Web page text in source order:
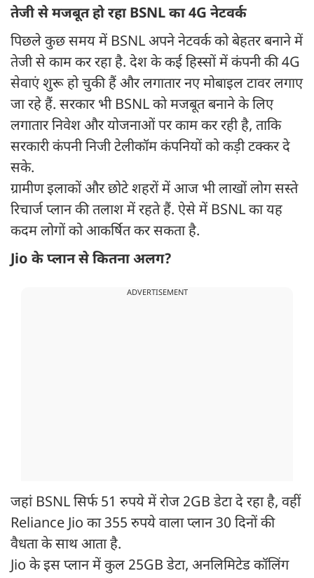
तेजी से मजबूत हो रहा BSNL का 4G नेटवर्क
पिछले कुछ समय में BSNL अपने नेटवर्क को बेहतर बनाने में
तेजी से काम कर रहा है. देश के कई हिस्सों में कंपनी की 4G
सेवाएं शुरू हो चुकी हैं और लगातार नए मोबाइल टावर लगाए
जा रहे हैं. सरकार भी BSNL को मजबूत बनाने के लिए
लगातार निवेश और योजनाओं पर काम कर रही है, ताकि
सरकारी कंपनी निजी टेलीकॉम कंपनियों को कड़ी टक्कर दे
सके.
ग्रामीण इलाकों और छोटे शहरों में आज भी लाखों लोग सस्ते
रिचार्ज प्लान की तलाश में रहते हैं. ऐसे में BSNL का यह
कदम लोगों को आकर्षित कर सकता है.
Jio के प्लान से कितना अलग?
ADVERTISEMENT
जहां BSNL सिर्फ 51 रुपये में रोज 2GB डेटा दे रहा है, वहीं
Reliance Jio का 355 रुपये वाला प्लान 30 दिनों की
वैधता के साथ आता है.
Jio के इस प्लान में कुल 25GB डेटा, अनलिमिटेड कॉलिंग